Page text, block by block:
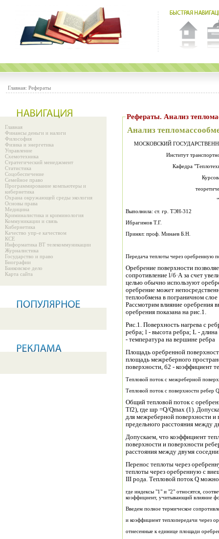
Главная: Рефераты
Главная
Финансы деньги и налоги
Философия
Физика и энергетика
Управление
Схемотехника
Стратегический менеджмент
Статистика
Соцобеспечение
Семейное право
Программирование компьютеры и
кибернетика
Охрана окружающей среды экология
Основы права
Медицина
Криминалистика и криминология
Коммуникации и связь
Кибернетика
Качество упр-е качеством
КСЕ
Информатика ВТ телекоммуникации
Журналистика
Государство и право
Биографии
Банковское дело
Карта сайта
Рефераты. Анализ
Анализ
МОСКОВСКИЙ
Институт
Кафедра
Выполнила: ст. гр. ТЭН-312
Ибрагимов Т.Г.
Принял: проф. Минаев Б.Н.
Передача теплоты через оребренную
Оребрение поверхности
сопротивление l/б·A за счет
целью обычно используют
оребрение может
теплообмена в пограничном
Рассмотрим влияние оребрения
оребрения показана на рис.1.
Рис.1. Поверхность нагрева с
ребра; l - высота ребра; L -
- температура на вершине ребра
Площадь оребренной
площадь межреберного
поверхности, б2 - коэффициент
Тепловой поток с межреберной
Тепловой поток с поверхности ребер
Общий тепловой поток с
Tf2), где шр =Q/Qmax (1).
для межреберной поверхности и
предельного расстояния между
Допускаем, что коэффициент
поверхности и поверхности
расстояния между двумя
Перенос теплоты через
теплоты через оребренную с
III рода. Тепловой поток Q
где индексы "1" и "2" относятся,
коэффициент, учитывающий влияние
Введем полное термическое
и коэффициент теплопередачи через
отнесенные к единице площади